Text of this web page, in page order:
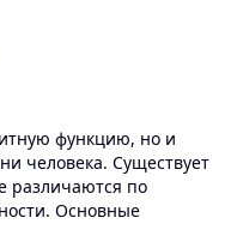
функцию, но и
человека. Существует
различаются по
Основные